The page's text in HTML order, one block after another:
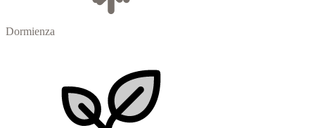
Dormienza